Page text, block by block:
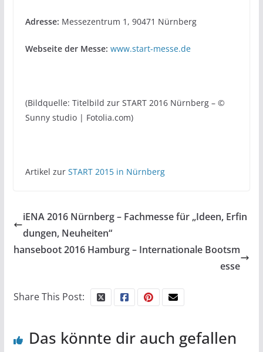
Adresse: Messezentrum 1, 90471 Nürnberg
Webseite der Messe: www.start-messe.de
(Bildquelle: Titelbild zur START 2016 Nürnberg – ©
Sunny studio | Fotolia.com)
Artikel zur START 2015 in Nürnberg
iENA 2016 Nürnberg – Fachmesse für „Ideen, Erfin
dungen, Neuheiten“
hanseboot 2016 Hamburg – Internationale Bootsm
esse
Share This Post:
Das könnte dir auch gefallen